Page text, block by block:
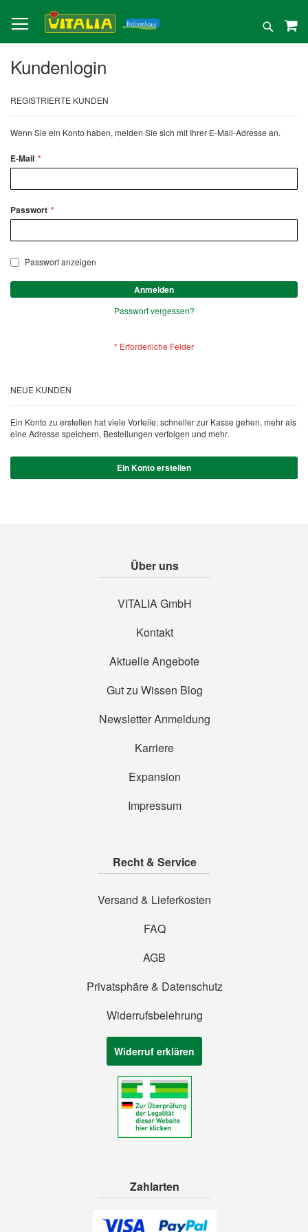
zum
Inhalt
Suche
Kundenlogin
REGISTRIERTE KUNDEN
Wenn Sie ein Konto haben, melden Sie sich mit Ihrer E-Mail-Adresse an.
E-Mail
Passwort
Passwort anzeigen
Anmelden
Passwort vergessen?
NEUE KUNDEN
Ein Konto zu erstellen hat viele Vorteile: schneller zur Kasse gehen, mehr als
eine Adresse speichern, Bestellungen verfolgen und mehr.
Ein Konto erstellen
Über uns
VITALIA GmbH
Kontakt
Aktuelle Angebote
Gut zu Wissen Blog
Newsletter Anmeldung
Karriere
Expansion
Impressum
Recht & Service
Versand & Lieferkosten
FAQ
AGB
Privatsphäre & Datenschutz
Widerrufsbelehrung
Widerruf erklären
Zahlarten